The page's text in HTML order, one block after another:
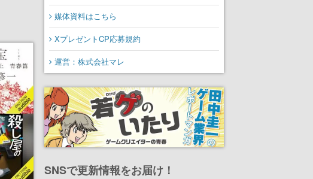
媒体資料はこちら
XプレゼントCP応募規約
運営：株式会社マレ
SNSで更新情報をお届け！